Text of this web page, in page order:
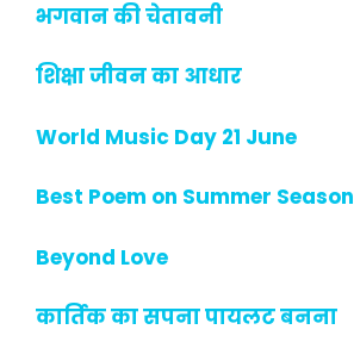
भगवान की चेतावनी
शिक्षा जीवन का आधार
World Music Day 21 June
Best Poem on Summer Season
Beyond Love
कार्तिक का सपना पायलट बनना